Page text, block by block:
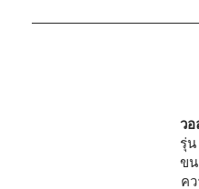
วอ
รุ่
ข
ค